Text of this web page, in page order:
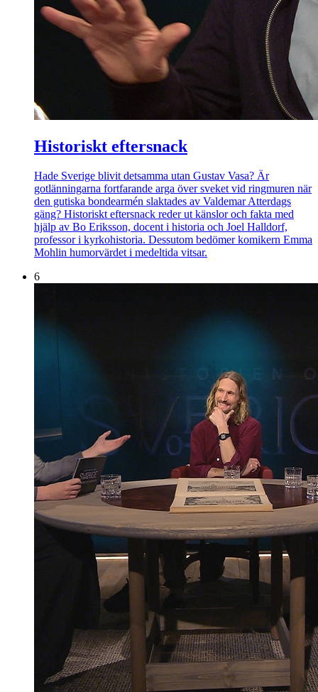
Historiskt eftersnack
Hade Sverige blivit detsamma utan Gustav Vasa? Är
gotlänningarna fortfarande arga över sveket vid ringmuren när
den gutiska bondearmén slaktades av Valdemar Atterdags
gäng? Historiskt eftersnack reder ut känslor och fakta med
hjälp av Bo Eriksson, docent i historia och Joel Halldorf,
professor i kyrkohistoria. Dessutom bedömer komikern Emma
Mohlin humorvärdet i medeltida vitsar.
6